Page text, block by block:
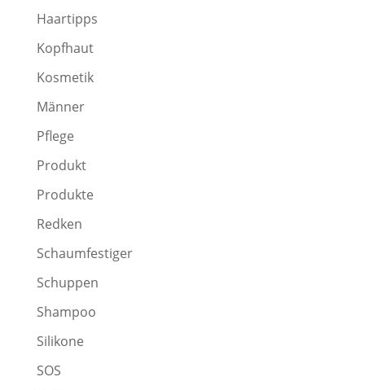
Haartipps
Kopfhaut
Kosmetik
Männer
Pflege
Produkt
Produkte
Redken
Schaumfestiger
Schuppen
Shampoo
Silikone
SOS